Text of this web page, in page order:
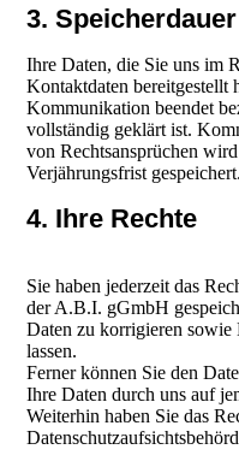
3.
Ihre Daten, die Sie uns im
Kontaktdaten bereitgestellt
Kommunikation beendet
vollständig geklärt ist.
von Rechtsansprüchen
Verjährungsfrist gespeichert.
4. Ihre Rechte
Sie haben jederzeit das
der A.B.I. gGmbH
Daten zu korrigieren sowie
lassen.
Ferner können Sie den
Ihre Daten durch uns auf
Weiterhin haben Sie das